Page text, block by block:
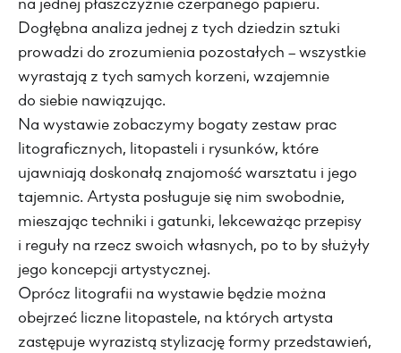
na jednej płaszczyźnie czerpanego papieru.
Dogłębna analiza jednej z tych dziedzin sztuki
prowadzi do zrozumienia pozostałych – wszystkie
wyrastają z tych samych korzeni, wzajemnie
do siebie nawiązując.
Na wystawie zobaczymy bogaty zestaw prac
litograficznych, litopasteli i rysunków, które
ujawniają doskonałą znajomość warsztatu i jego
tajemnic. Artysta posługuje się nim swobodnie,
mieszając techniki i gatunki, lekceważąc przepisy
i reguły na rzecz swoich własnych, po to by służyły
jego koncepcji artystycznej.
Oprócz litografii na wystawie będzie można
obejrzeć liczne litopastele, na których artysta
zastępuje wyrazistą stylizację formy przedstawień,